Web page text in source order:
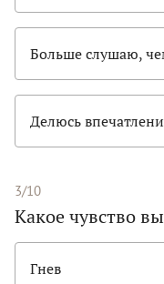
Больше слушаю,
Делюсь
3/10
Какое чувство
Гнев